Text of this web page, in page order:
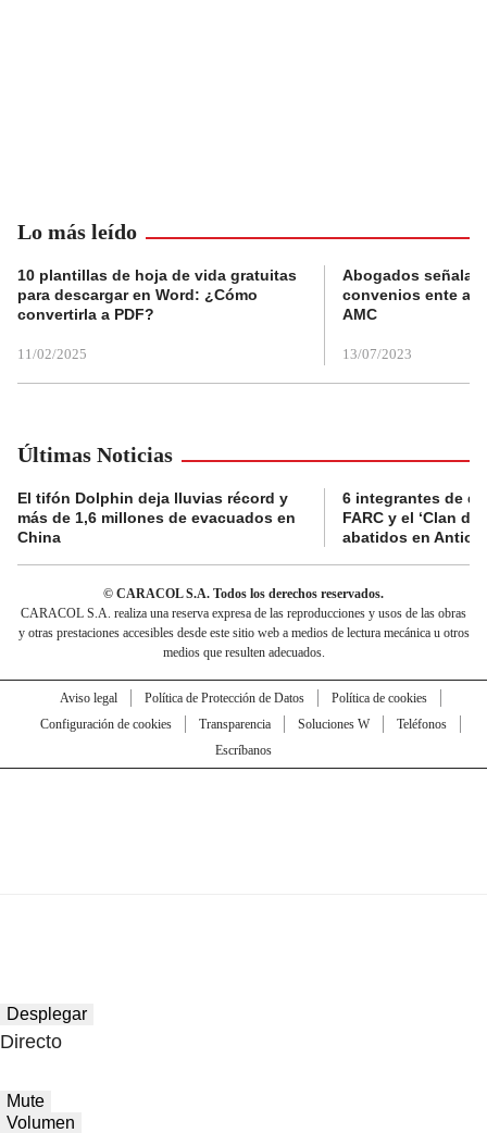
Lo más leído
10 plantillas de hoja de vida gratuitas
para descargar en Word: ¿Cómo
convertirla a PDF?
11/02/2025
Abogados
convenios ente
AMC
13/07/2023
Últimas Noticias
El tifón Dolphin deja lluvias récord y
más de 1,6 millones de evacuados en
China
6 integrantes de
FARC y el ‘Clan
abatidos en
© CARACOL S.A. Todos los derechos reservados.
CARACOL S.A. realiza una reserva expresa de las reproducciones y usos de las obras
y otras prestaciones accesibles desde este sitio web a medios de lectura mecánica u otros
medios que resulten adecuados.
Aviso legal Política de Protección de Datos
Política de cookies
Configuración de cookies
Transparencia Soluciones W
Teléfonos
Escríbanos
Desplegar
Directo
Mute
Volumen